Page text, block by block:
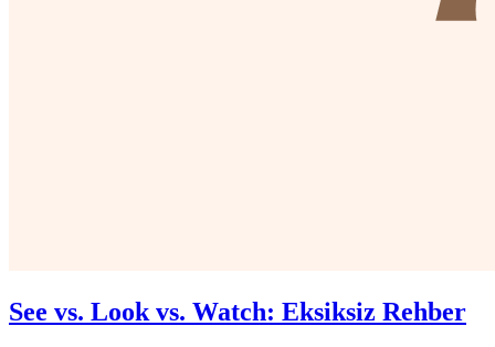
See vs. Look vs. Watch: Eksiksiz Rehber